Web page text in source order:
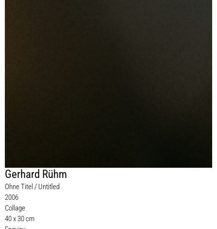
Gerhard Rühm
Ohne Titel / Untitled
2006
Collage
40 x 30 cm